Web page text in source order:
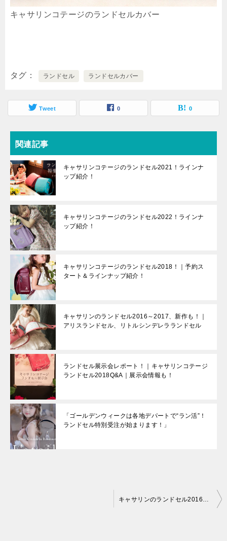
キャサリンコテージのランドセルカバー
タグ ランドセル ランドセルカバー
Tweet 0 0
関連記事
キャサリンコテージのランドセル2021！ラインナ
ップ紹介！
キャサリンコテージのランドセル2022！ラインナ
ップ紹介！
キャサリンコテージのランドセル2018！｜予約ス
タート＆ラインナップ紹介！
キャサリンのランドセル2016～2017、新作も！｜
アリスランドセル、リトルシンデレラランドセル
ランドセル展示会レポート！｜キャサリンコテージ
ランドセル2018Q&A｜展示会情報も！
「ゴールデンウィークは各地デパートで“ラン活”！
ランドセル特別受注が始まります！」